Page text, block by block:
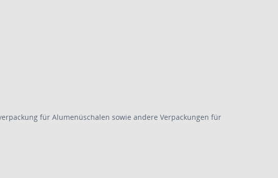
für Alumenüschalen sowie andere Verpackungen für